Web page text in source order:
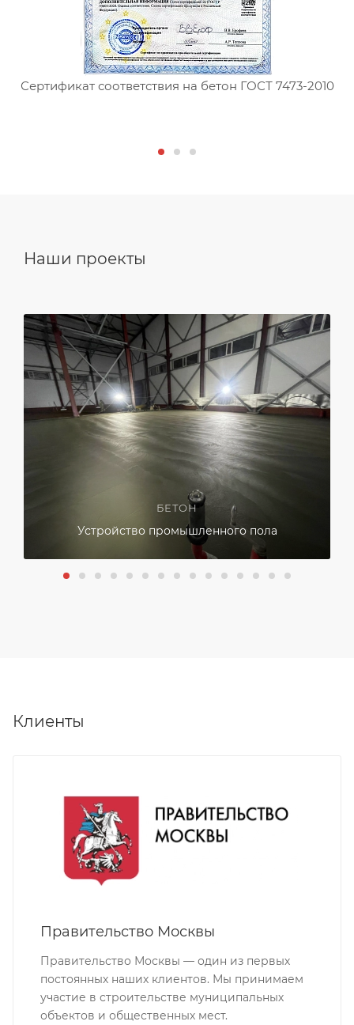
Сертификат соответствия на бетон ГОСТ 7473-2010
Наши проекты
БЕТОН
Устройство промышленного пола
Клиенты
Правительство Москвы
Правительство Москвы — один из первых
постоянных наших клиентов. Мы принимаем
участие в строительстве муниципальных
объектов и общественных мест.